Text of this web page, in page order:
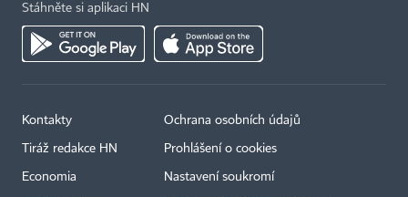
Stáhněte si aplikaci HN
Kontakty
Tiráž redakce HN
Economia
Ochrana osobních údajů
Prohlášení o cookies
Nastavení soukromí